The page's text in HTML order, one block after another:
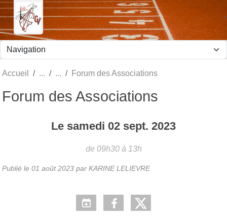
Accueil Forum des Associations
Forum des Associations
Le samedi 02 sept. 2023
de 09h30 à 13h
Publié le 01 août 2023 par KARINE LELIEVRE
Panneau de gestion des cookies